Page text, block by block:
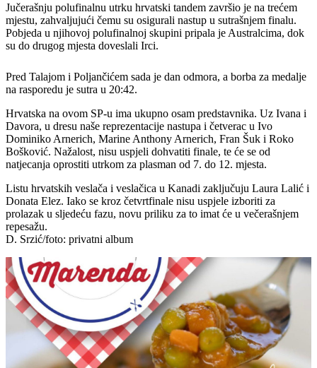
Jučerašnju polufinalnu utrku hrvatski tandem završio je na trećem
mjestu, zahvaljujući čemu su osigurali nastup u sutrašnjem finalu.
Pobjeda u njihovoj polufinalnoj skupini pripala je Australcima, dok
su do drugog mjesta doveslali Irci.
Pred Talajom i Poljančićem sada je dan odmora, a borba za medalje
na rasporedu je sutra u 20:42.
Hrvatska na ovom SP-u ima ukupno osam predstavnika. Uz Ivana i
Davora, u dresu naše reprezentacije nastupa i četverac u Ivo
Dominiko Arnerich, Marine Anthony Arnerich, Fran Šuk i Roko
Bošković. Nažalost, nisu uspjeli dohvatiti finale, te će se od
natjecanja oprostiti utrkom za plasman od 7. do 12. mjesta.
Listu hrvatskih veslača i veslačica u Kanadi zaključuju Laura Lalić i
Donata Elez. Iako se kroz četvrtfinale nisu uspjele izboriti za
prolazak u sljedeću fazu, novu priliku za to imat će u večerašnjem
repesažu.
D. Srzić/foto: privatni album